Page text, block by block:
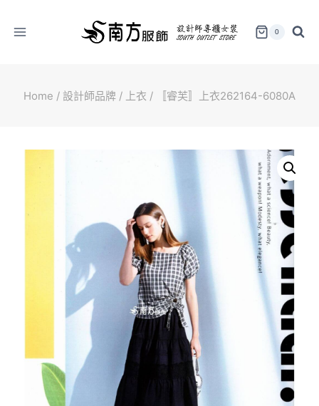
0
Home / 設計師品牌 / 上衣 / 〚睿芙〛上衣262164-6080A